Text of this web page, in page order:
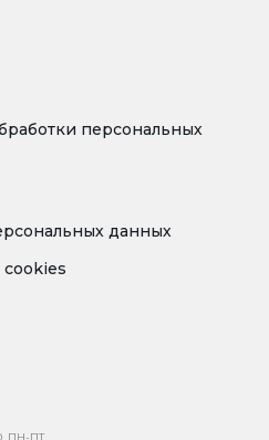
персональных
данных
cookies